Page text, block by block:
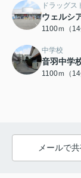
ドラッグス
ウェルシ
1100ｍ（14
中学校
音羽中学
1100ｍ（14
メールで